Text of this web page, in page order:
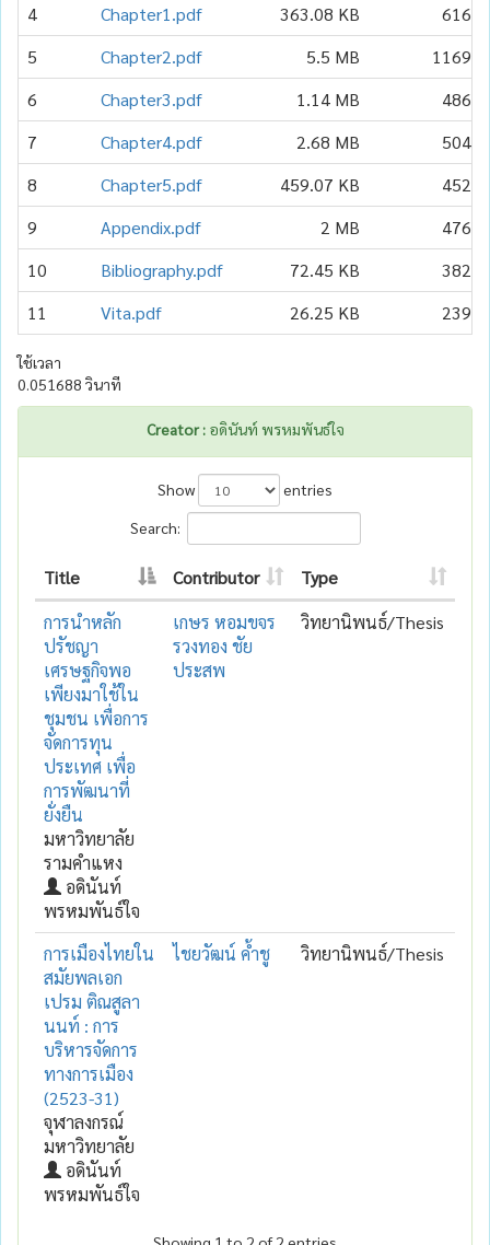
4
Chapter1.pdf 363.08 KB 616
5
Chapter2.pdf 5.5 MB 1169
6
Chapter3.pdf 1.14 MB 486
7
Chapter4.pdf 2.68 MB 504
8
Chapter5.pdf 459.07 KB 452
9
Appendix.pdf 2 MB 476
10
Bibliography.pdf 72.45 KB 382
11
Vita.pdf 26.25 KB 239
ใช้เวลา
0.051688 วินาที
Creator :อดินันท์ พรหมพันธ์ใจ
Show
entries
Search:
Title Contributor
Type
การนำหลัก
ปรัชญา
เศรษฐกิจพอ
เพียงมาใช้ใน
ชุมชน เพื่อการ
จัดการทุน
ประเทศ เพื่อ
การพัฒนาที่
ยั่งยืน
มหาวิทยาลัย
รามคำแหง
อดินันท์
พรหมพันธ์ใจ
เกษร หอมขจร
รวงทอง ชัย
ประสพ
วิทยานิพนธ์/Thesis
การเมืองไทยใน
สมัยพลเอก
เปรม ติณสูลา
นนท์ : การ
บริหารจัดการ
ทางการเมือง
(2523-31)
จุฬาลงกรณ์
มหาวิทยาลัย
อดินันท์
พรหมพันธ์ใจ
ไชยวัฒน์ ค้ำชู วิทยานิพนธ์/Thesis